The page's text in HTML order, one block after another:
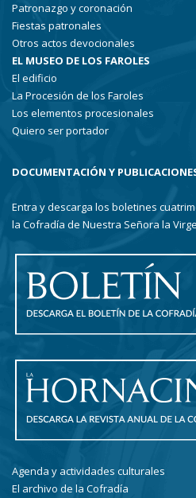
Patronazgo y coronación
Fiestas patronales
Otros actos devocionales
EL MUSEO DE LOS FAROLES
El edificio
La Procesión de los Faroles
Los elementos procesionales
Quiero ser portador
DOCUMENTACIÓN Y
Entra y descarga los boletines
la Cofradía de Nuestra Señora la
Agenda y actividades culturales
El archivo de la Cofradía